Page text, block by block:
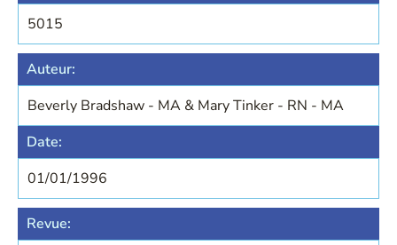
5015
Auteur:
Beverly Bradshaw - MA & Mary Tinker - RN - MA
Date:
01/01/1996
Revue: